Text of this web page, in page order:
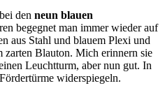
den neun blauen
begegnet man immer wieder auf
aus Stahl und blauem Plexi und
zarten Blauton. Mich erinnern sie
Leuchtturm, aber nun gut. In
widerspiegeln.